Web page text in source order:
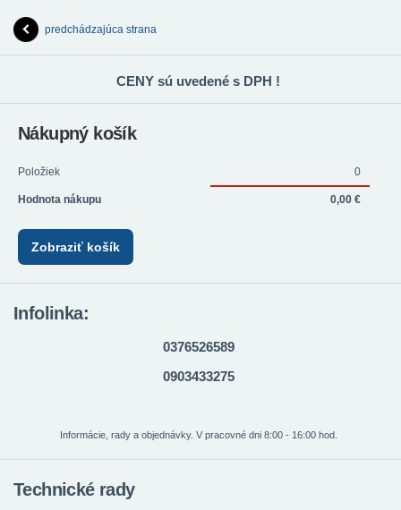
predchádzajúca strana
CENY sú uvedené s DPH !
Nákupný košík
Položiek 0
Hodnota nákupu 0,00 €
Zobraziť košík
Infolinka:
0376526589
0903433275
Informácie, rady a objednávky. V pracovné dni 8:00 - 16:00 hod.
Technické rady